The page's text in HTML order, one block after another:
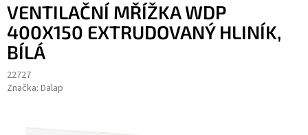
VENTILAČNÍ MŘÍŽKA WDP
400X150 EXTRUDOVANÝ HLINÍK,
BÍLÁ
22727
Značka: Dalap